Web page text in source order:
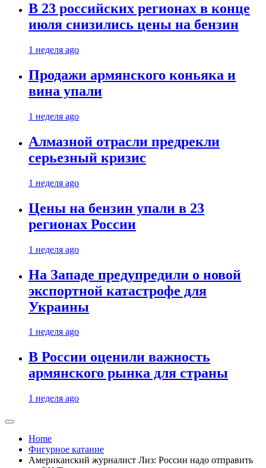
В 23 российских регионах в конце
июля снизились цены на бензин
1 неделя ago
Продажи армянского коньяка и
вина упали
1 неделя ago
Алмазной отрасли предрекли
серьезный кризис
1 неделя ago
Цены на бензин упали в 23
регионах России
1 неделя ago
На Западе предупредили о новой
экспортной катастрофе для
Украины
1 неделя ago
В России оценили важность
армянского рынка для страны
1 неделя ago
Home
Фигурное катание
Американский журналист Лиз: России надо отправить